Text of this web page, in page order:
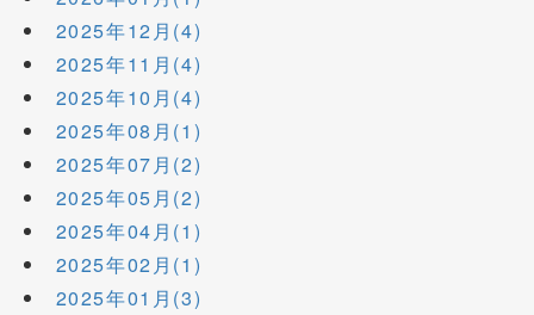
2025年12月(4)
2025年11月(4)
2025年10月(4)
2025年08月(1)
2025年07月(2)
2025年05月(2)
2025年04月(1)
2025年02月(1)
2025年01月(3)